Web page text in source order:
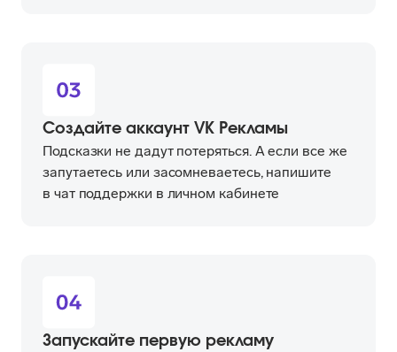
Создайте аккаунт VK Рекламы
Подсказки не дадут потеряться. А если все же
запутаетесь или засомневаетесь, напишите
в чат поддержки в личном кабинете
Запускайте первую рекламу